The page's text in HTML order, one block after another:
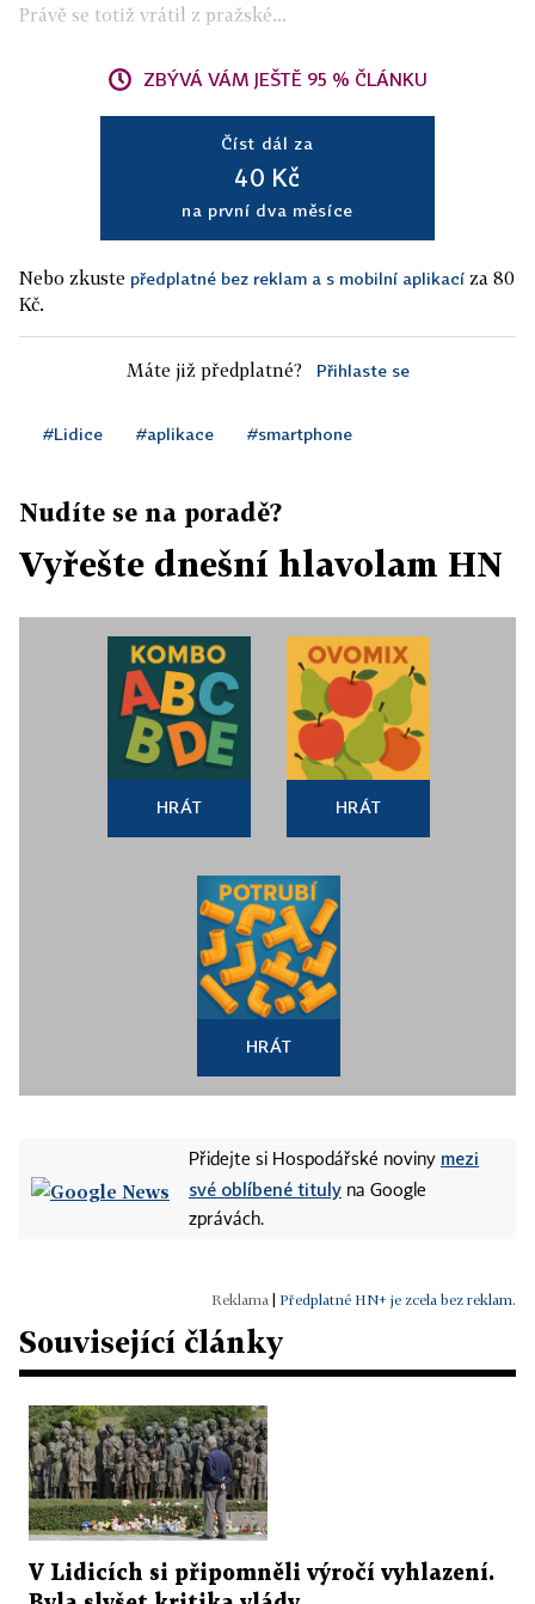
Právě se totiž vrátil z pražské...
ZBÝVÁ VÁM JEŠTĚ 95 % ČLÁNKU
Číst dál za
40 Kč
na první dva měsíce
Nebo zkuste předplatné bez reklam a s mobilní aplikací za 80
Kč.
Máte již předplatné? Přihlaste se
#Lidice #aplikace #smartphone
Nudíte se na poradě?
Vyřešte dnešní hlavolam HN
HRÁT HRÁT
HRÁT
Přidejte si Hospodářské noviny mezi
své oblíbené tituly na Google
zprávách.
Předplatné HN+ je zcela bez reklam.
Související články
V Lidicích si připomněli výročí vyhlazení.